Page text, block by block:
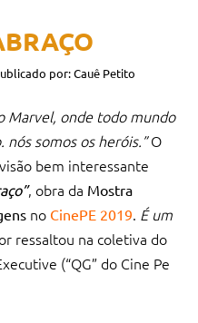
por: Cauê Petito
Marvel, onde todo mundo
somos os heróis.”O
bem interessante
, obra da Mostra
no CinePE 2019. É um
ressaltou na coletiva do
(“QG” do Cine Pe